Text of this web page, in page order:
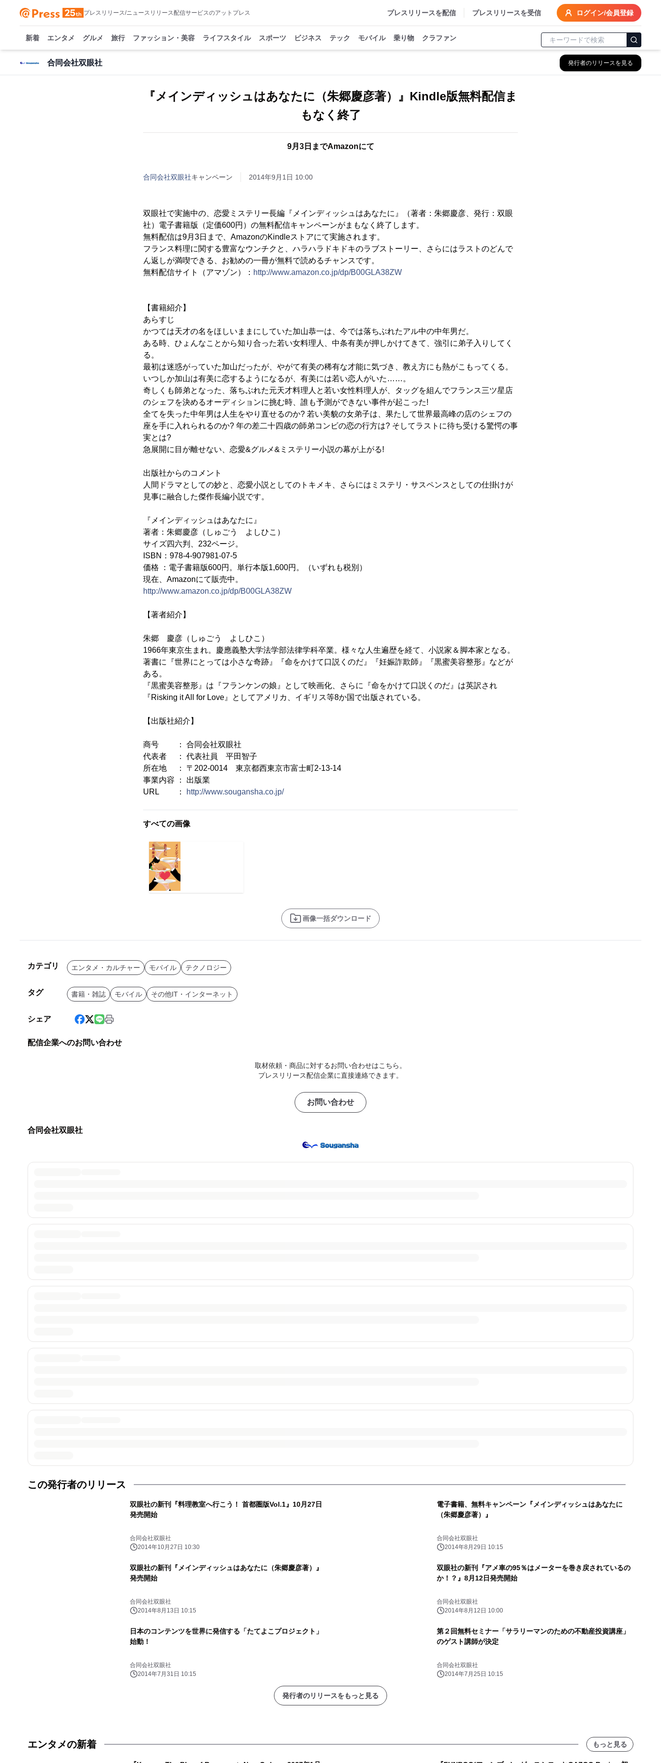
プレスリリース/ニュースリリース配信サービスのアットプレス プレスリリースを配信 プレスリリースを受信 ログイン/会員登録
新着 エンタメ グルメ 旅行 ファッション・美容 ライフスタイル スポーツ ビジネス テック モバイル 乗り物 クラファン
合同会社双眼社 発行者のリリースを見る
『メインディッシュはあなたに（朱郷慶彦著）』Kindle版無料配信ま
もなく終了
9月3日までAmazonにて
合同会社双眼社キャンペーン 2014年9月1日 10:00
双眼社で実施中の、恋愛ミステリー長編『メインディッシュはあなたに』（著者：朱郷慶彦、発行：双眼
社）電子書籍版（定価600円）の無料配信キャンペーンがまもなく終了します。
無料配信は9月3日まで、AmazonのKindleストアにて実施されます。
フランス料理に関する豊富なウンチクと、ハラハラドキドキのラブストーリー、さらにはラストのどんで
ん返しが満喫できる、お勧めの一冊が無料で読めるチャンスです。
無料配信サイト（アマゾン）： http://www.amazon.co.jp/dp/B00GLA38ZW
【書籍紹介】
あらすじ
かつては天才の名をほしいままにしていた加山恭一は、今では落ちぶれたアル中の中年男だ。
ある時、ひょんなことから知り合った若い女料理人、中条有美が押しかけてきて、強引に弟子入りしてく
る。
最初は迷惑がっていた加山だったが、やがて有美の稀有な才能に気づき、教え方にも熱がこもってくる。
いつしか加山は有美に恋するようになるが、有美には若い恋人がいた……。
奇しくも師弟となった、落ちぶれた元天才料理人と若い女性料理人が、タッグを組んでフランス三ツ星店
のシェフを決めるオーディションに挑む時、誰も予測ができない事件が起こった!
全てを失った中年男は人生をやり直せるのか? 若い美貌の女弟子は、果たして世界最高峰の店のシェフの
座を手に入れられるのか? 年の差二十四歳の師弟コンビの恋の行方は? そしてラストに待ち受ける驚愕の事
実とは?
急展開に目が離せない、恋愛&グルメ&ミステリー小説の幕が上がる!
出版社からのコメント
人間ドラマとしての妙と、恋愛小説としてのトキメキ、さらにはミステリ・サスペンスとしての仕掛けが
見事に融合した傑作長編小説です。
『メインディッシュはあなたに』
著者：朱郷慶彦（しゅごう よしひこ）
サイズ四六判、232ページ。
ISBN：978-4-907981-07-5
価格 ：電子書籍版600円。単行本版1,600円。（いずれも税別）
現在、Amazonにて販売中。
http://www.amazon.co.jp/dp/B00GLA38ZW
【著者紹介】
朱郷 慶彦（しゅごう よしひこ）
1966年東京生まれ。慶應義塾大学法学部法律学科卒業。様々な人生遍歴を経て、小説家＆脚本家となる。
著書に『世界にとっては小さな奇跡』『命をかけて口説くのだ』『妊娠詐欺師』『黒蜜美容整形』などが
ある。
『黒蜜美容整形』は『フランケンの娘』として映画化、さらに『命をかけて口説くのだ』は英訳され
『Risking it All for Love』としてアメリカ、イギリス等8か国で出版されている。
【出版社紹介】
商号 ： 合同会社双眼社
代表者 ： 代表社員 平田智子
所在地 ： 〒202-0014 東京都西東京市富士町2-13-14
事業内容 ： 出版業
URL ：
http://www.sougansha.co.jp/
すべての画像
画像一括ダウンロード
カテゴリ エンタメ・カルチャー モバイル テクノロジー
タグ 書籍・雑誌 モバイル その他IT・インターネット
シェア
配信企業へのお問い合わせ
取材依頼・商品に対するお問い合わせはこちら。
プレスリリース配信企業に直接連絡できます。
お問い合わせ
合同会社双眼社
この発行者のリリース
双眼社の新刊『料理教室へ行こう！ 首都圏版Vol.1』10月27日
発売開始
合同会社双眼社
2014年10月27日 10:30
電子書籍、無料キャンペーン『メインディッシュはあなたに
（朱郷慶彦著）』
合同会社双眼社
2014年8月29日 10:15
双眼社の新刊『メインディッシュはあなたに（朱郷慶彦著）』
発売開始
合同会社双眼社
2014年8月13日 10:15
双眼社の新刊『アメ車の95％はメーターを巻き戻されているの
か！？』8月12日発売開始
合同会社双眼社
2014年8月12日 10:00
日本のコンテンツを世界に発信する「たてよこプロジェクト」
始動！
合同会社双眼社
2014年7月31日 10:15
第２回無料セミナー「サラリーマンのための不動産投資講座」
のゲスト講師が決定
合同会社双眼社
2014年7月25日 10:15
発行者のリリースをもっと見る
エンタメの新着 もっと見る